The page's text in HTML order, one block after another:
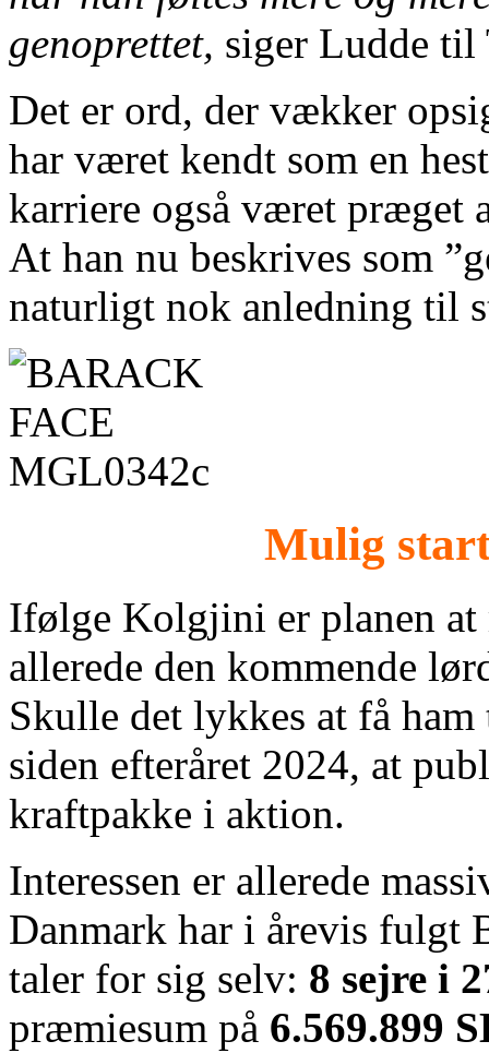
genoprettet, siger Ludde til
Det er ord, der vækker
har været kendt som en
karriere også været præget
At han nu beskrives som
naturligt nok anledning til
Mulig
Ifølge Kolgjini er planen at
allerede den kommende
Skulle det lykkes at få
siden efteråret 2024, at
kraftpakke i aktion.
Interessen er allerede
Danmark har i årevis fulgt
taler for sig selv: 8 sejre i
præmiesum på 6.569.899